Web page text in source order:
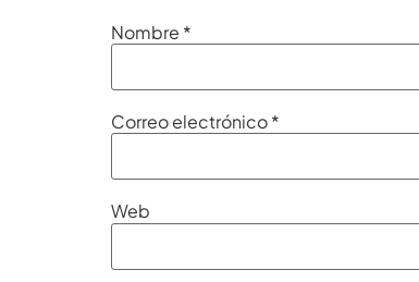
Nombre *
Correo electrónico*
Web